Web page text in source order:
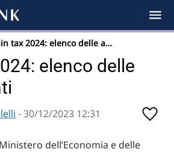
tax 2024: elenco delle a…
elenco delle
- 30/12/2023 12:31
dell’Economia e delle